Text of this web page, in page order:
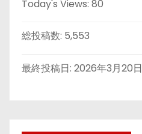
Today's Views: 80
総投稿数: 5,553
最終投稿日: 2026年3月20日